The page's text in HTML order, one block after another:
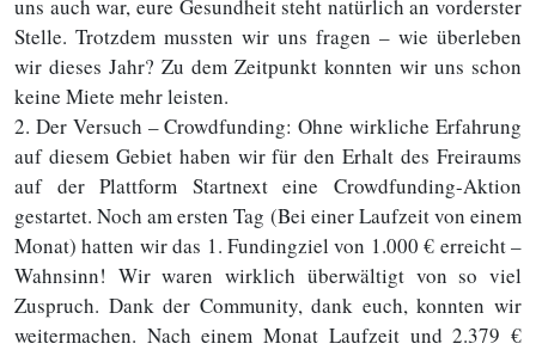
uns auch war, eure Gesundheit steht natürlich an vorderster
Stelle. Trotzdem mussten wir uns fragen – wie überleben
wir dieses Jahr? Zu dem Zeitpunkt konnten wir uns schon
keine Miete mehr leisten.
2. Der Versuch – Crowdfunding: Ohne wirkliche Erfahrung
auf diesem Gebiet haben wir für den Erhalt des Freiraums
auf der Plattform Startnext eine Crowdfunding-Aktion
gestartet. Noch am ersten Tag (Bei einer Laufzeit von einem
Monat) hatten wir das 1. Fundingziel von 1.000 € erreicht –
Wahnsinn! Wir waren wirklich überwältigt von so viel
Zuspruch. Dank der Community, dank euch, konnten wir
weitermachen. Nach einem Monat Laufzeit und 2.379 €